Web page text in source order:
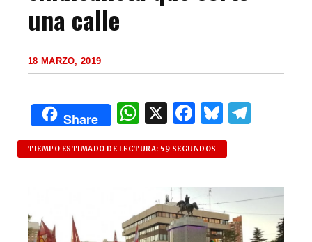
una calle
18 MARZO, 2019
Share
W
h
at
A
p
X F
a
c
e
b
o
B
lu
es
k
y
g
ra
m
TIEMPO ESTIMADO DE LECTURA: 59 SEGUNDOS